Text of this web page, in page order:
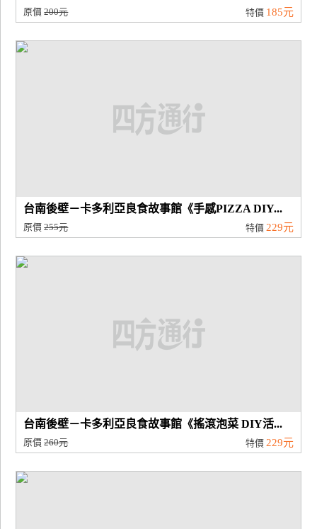
原價200元 特價 185元
台南後壁－卡多利亞良食故事館《手感PIZZA DIY...
原價255元 特價 229元
台南後壁－卡多利亞良食故事館《搖滾泡菜 DIY活...
原價260元 特價 229元